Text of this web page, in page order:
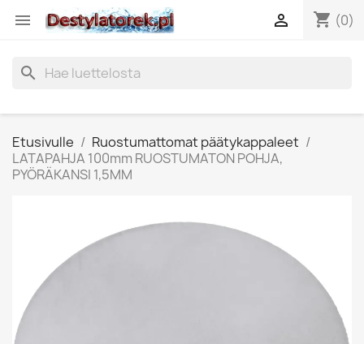
 shopping_cart (0)

search
Etusivulle
Ruostumattomat päätykappaleet
LATAPAHJA 100mm RUOSTUMATON POHJA,
PYÖRÄKANSI 1,5MM